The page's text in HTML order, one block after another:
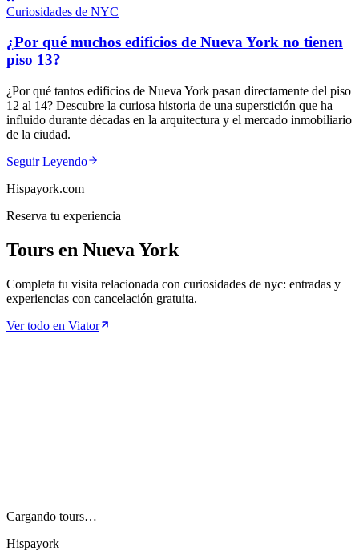
Curiosidades de NYC
¿Por qué muchos edificios de Nueva York no tienen
piso 13?
¿Por qué tantos edificios de Nueva York pasan directamente del piso
12 al 14? Descubre la curiosa historia de una superstición que ha
influido durante décadas en la arquitectura y el mercado inmobiliario
de la ciudad.
Seguir Leyendo
Hispayork.com
Reserva tu experiencia
Tours en Nueva York
Completa tu visita relacionada con curiosidades de nyc: entradas y
experiencias con cancelación gratuita.
Ver todo en Viator
Cargando tours…
Hispayork